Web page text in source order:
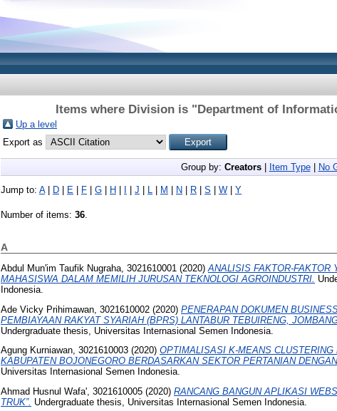
Items where Division is "Department of
Up a level
Export as
Group by: Creators| Item Type| No
Jump to: A| D E F G H J L M N R S W Y
Number of items: 36.
A
Abdul Mun'im Taufik Nugraha, 3021610001 (2020) ANALISIS FAKTOR-FAKTOR
MAHASISWA DALAM MEMILIH JURUSAN TEKNOLOGI AGROINDUSTRI.
Indonesia.
Ade Vicky Prihimawan, 3021610002 (2020) PENERAPAN DOKUMEN
PEMBIAYAAN RAKYAT SYARIAH (BPRS) LANTABUR TEBUIRENG,
Undergraduate thesis, Universitas Internasional Semen Indonesia.
Agung Kurniawan, 3021610003 (2020) OPTIMALISASI K-MEANS
KABUPATEN BOJONEGORO BERDASARKAN SEKTOR PERTANIAN
Universitas Internasional Semen Indonesia.
Ahmad Husnul Wafa', 3021610005 (2020) RANCANG BANGUN APLIKASI
TRUK”. Undergraduate thesis, Universitas Internasional Semen Indonesia.